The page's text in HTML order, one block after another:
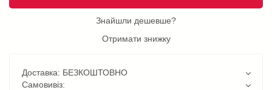
Знайшли дешевше?
Отримати знижку
Доставка: БЕЗКОШТОВНО
Самовивіз: